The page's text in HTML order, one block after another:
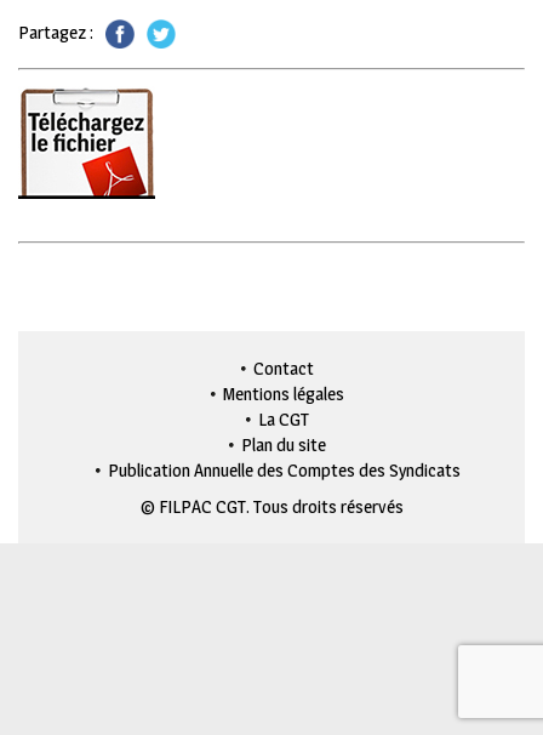
Partagez :
Contact
Mentions légales
La CGT
Plan du site
Publication Annuelle des Comptes des Syndicats
© FILPAC CGT. Tous droits réservés